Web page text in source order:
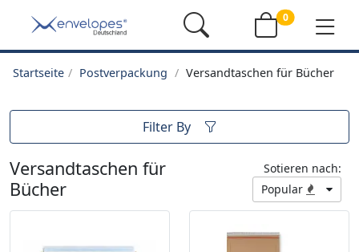
0
Startseite Postverpackung Versandtaschen für Bücher
Filter By
Versandtaschen für
Bücher
Sotieren nach:
Popular